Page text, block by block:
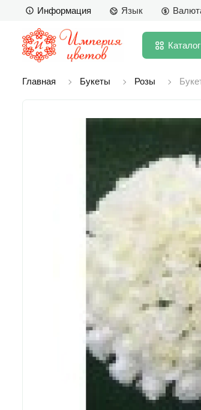
Информация Язык
Каталог
Главная Букеты Розы